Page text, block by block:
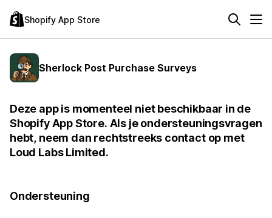
Shopify App Store
Sherlock Post Purchase Surveys
Deze app is momenteel niet beschikbaar in de
Shopify App Store. Als je ondersteuningsvragen
hebt, neem dan rechtstreeks contact op met
Loud Labs Limited.
Ondersteuning